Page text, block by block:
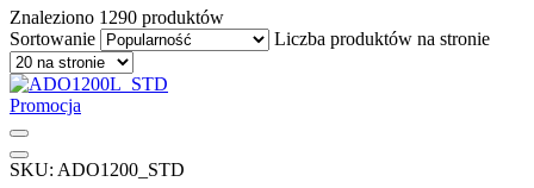
Znaleziono 1290 produktów
Sortowanie
Liczba produktów na stronie
Promocja
SKU: ADO1200_STD